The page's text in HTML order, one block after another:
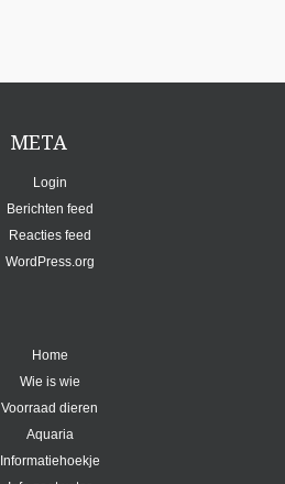
META
Login
Berichten feed
Reacties feed
WordPress.org
Home
Wie is wie
Voorraad dieren
Aquaria
Informatiehoekje